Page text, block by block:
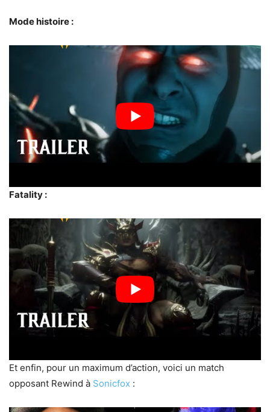
Mode histoire :
Fatality :
Et enfin, pour un maximum d’action, voici un match
opposant Rewind à Sonicfox :